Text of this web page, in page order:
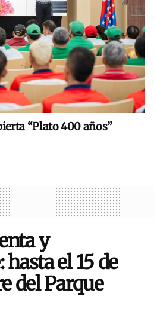
“Plato 400 años”
y
el 15 de
del Parque